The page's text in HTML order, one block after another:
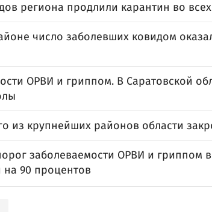
региона продлили карантин во
число заболевших ковидом
ОРВИ и гриппом. В Саратовской
из крупнейших районов области
заболеваемости ОРВИ и гриппом в
90 процентов